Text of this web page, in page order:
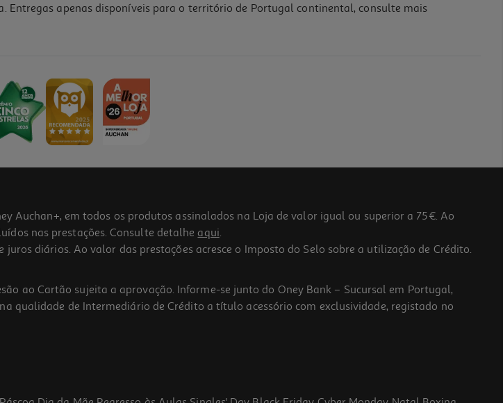
Entregas apenas disponíveis para o território de Portugal continental, consulte mais
Auchan+, em todos os produtos assinalados na Loja de valor igual ou superior a 75€. Ao
nas prestações. Consulte detalhe aqui.
diários. Ao valor das prestações acresce o Imposto do Selo sobre a utilização de Crédito.
ao Cartão sujeita a aprovação. Informe-se junto do Oney Bank – Sucursal em Portugal,
qualidade de Intermediário de Crédito a título acessório com exclusividade, registado no